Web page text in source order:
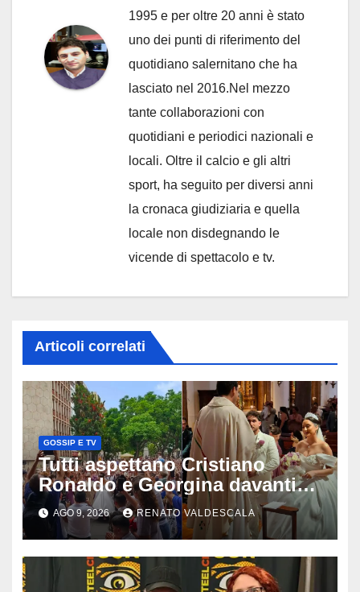
1995 e per oltre 20 anni è stato
uno dei punti di riferimento del
quotidiano salernitano che ha
lasciato nel 2016.Nel mezzo
tante collaborazioni con
quotidiani e periodici nazionali e
locali. Oltre il calcio e gli altri
sport, ha seguito per diversi anni
la cronaca giudiziaria e quella
locale non disdegnando le
vicende di spettacolo e tv.
Articoli correlati
GOSSIP E TV
Tutti aspettano Cristiano
Ronaldo e Georgina davanti
alla cattedrale: ma il
matrimonio era di un’altra
coppia
AGO 9, 2026 RENATO VALDESCALA